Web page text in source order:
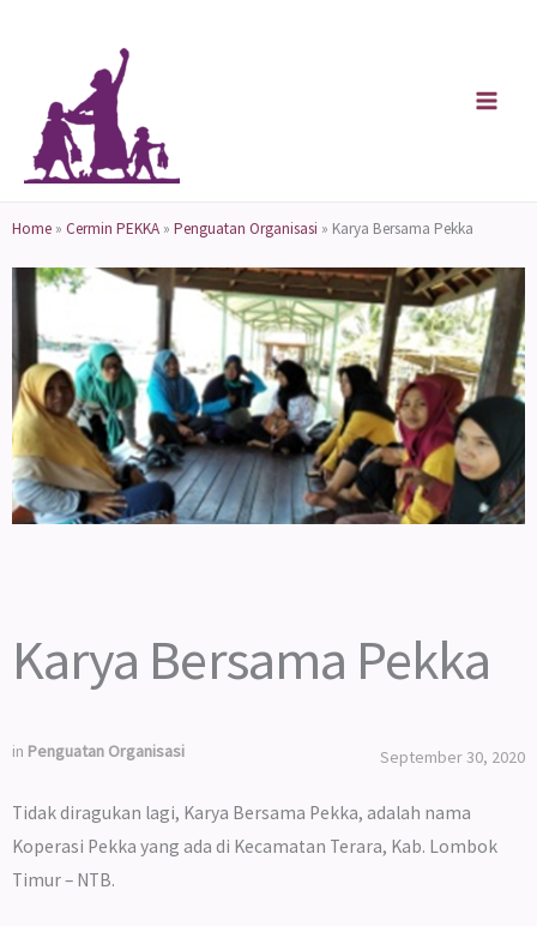
Home » Cermin PEKKA » Penguatan Organisasi » Karya Bersama Pekka
Karya Bersama Pekka
in Penguatan Organisasi September 30, 2020
Tidak diragukan lagi, Karya Bersama Pekka, adalah nama
Koperasi Pekka yang ada di Kecamatan Terara, Kab. Lombok
Timur – NTB.